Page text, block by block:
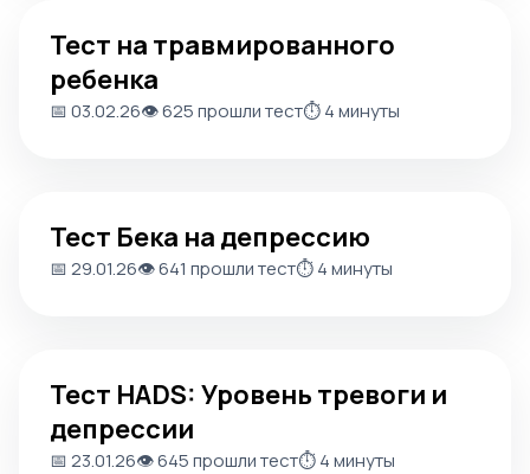
Тест на травмированного
ребенка
📅 03.02.26👁️ 625 прошли тест⏱️ 4 минуты
Тест Бека на депрессию
📅 29.01.26👁️ 641 прошли тест⏱️ 4 минуты
Тест HADS: Уровень тревоги и
депрессии
📅 23.01.26👁️ 645 прошли тест⏱️ 4 минуты